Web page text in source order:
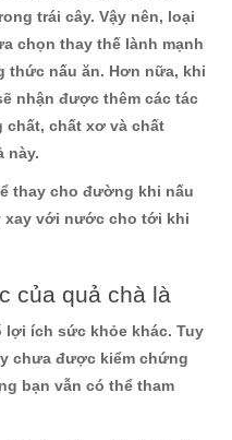
trái cây. Vậy nên, loại
chọn thay thế lành mạnh
thức nấu ăn. Hơn nữa, khi
nhận được thêm các tác
chất, chất xơ và chất
này.
thay cho đường khi nấu
xay với nước cho tới khi
của quả chà là
lợi ích sức khỏe khác. Tuy
chưa được kiểm chứng
bạn vẫn có thể tham